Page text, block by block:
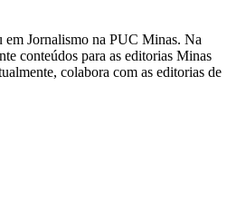
em Jornalismo na PUC Minas. Na
conteúdos para as editorias Minas
colabora com as editorias de